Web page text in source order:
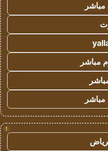
مباشر
مباشر
مباشر
!